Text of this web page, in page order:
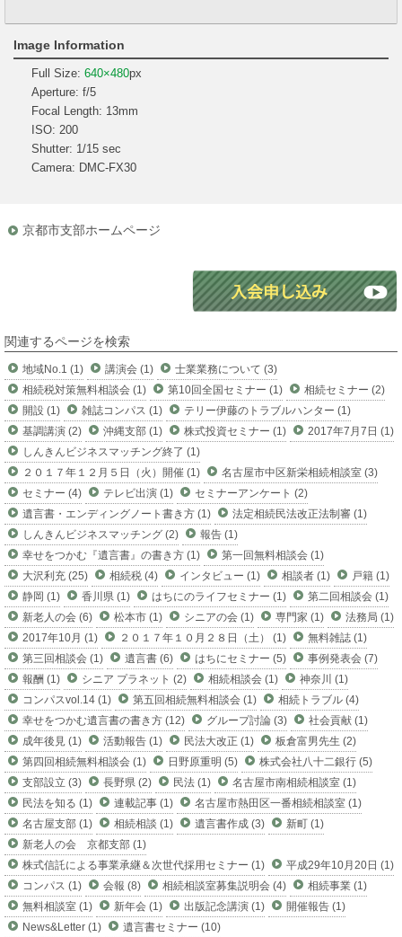
Image Information
Full Size: 640×480px
Aperture: f/5
Focal Length: 13mm
ISO: 200
Shutter: 1/15 sec
Camera: DMC-FX30
京都市支部ホームページ
関連するページを検索
地域No.1 (1) 講演会 (1)
士業業務について (3)
相続税対策無料相談会 (1)
第10回全国セミナー (1)
相続セミナー (2)
開設 (1)
雑誌コンパス (1)
テリー伊藤のトラブルハンター (1)
基調講演 (2)
沖縄支部 (1) 株式投資セミナー (1)
2017年7月7日 (1)
しんきんビジネスマッチング終了 (1)
２０１７年１２月５日（火）開催 (1)
名古屋市中区新栄相続相談室 (3)
セミナー (4)
テレビ出演 (1)
セミナーアンケート (2)
遺言書・エンディングノート書き方 (1)
法定相続民法改正法制審 (1)
しんきんビジネスマッチング (2)
報告 (1)
幸せをつかむ『遺言書』の書き方 (1)
第一回無料相談会 (1)
大沢利充 (25)
相続税 (4) インタビュー (1) 相談者 (1)
戸籍 (1)
静岡 (1)
香川県 (1) はちにのライフセミナー (1)
第二回相談会 (1)
新老人の会 (6)
松本市 (1) シニアの会 (1) 専門家 (1)
法務局 (1)
2017年10月 (1)
２０１７年１０月２８日（土） (1)
無料雑誌 (1)
第三回相談会 (1)
遺言書 (6) はちにセミナー (5)
事例発表会 (7)
報酬 (1)
シニア プラネット (2) 相続相談会 (1)
神奈川 (1)
コンパスvol.14 (1)
第五回相続無料相談会 (1)
相続トラブル (4)
幸せをつかむ遺言書の書き方 (12)
グループ討論 (3)
社会貢献 (1)
成年後見 (1)
活動報告 (1) 民法大改正 (1)
板倉富男先生 (2)
第四回相続無料相談会 (1)
日野原重明 (5)
株式会社八十二銀行 (5)
支部設立 (3)
長野県 (2) 民法 (1)
名古屋市南相続相談室 (1)
民法を知る (1)
連載記事 (1)
名古屋市熱田区一番相続相談室 (1)
名古屋支部 (1)
相続相談 (1) 遺言書作成 (3)
新町 (1)
新老人の会 京都支部 (1)
株式信託による事業承継＆次世代採用セミナー (1)
平成29年10月20日 (1)
コンパス (1)
会報 (8) 相続相談室募集説明会 (4)
相続事業 (1)
無料相談室 (1)
新年会 (1) 出版記念講演 (1)
開催報告 (1)
News&Letter (1)
遺言書セミナー (10)